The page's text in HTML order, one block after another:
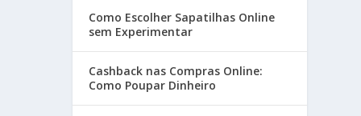
Como Escolher Sapatilhas Online
sem Experimentar
Cashback nas Compras Online:
Como Poupar Dinheiro